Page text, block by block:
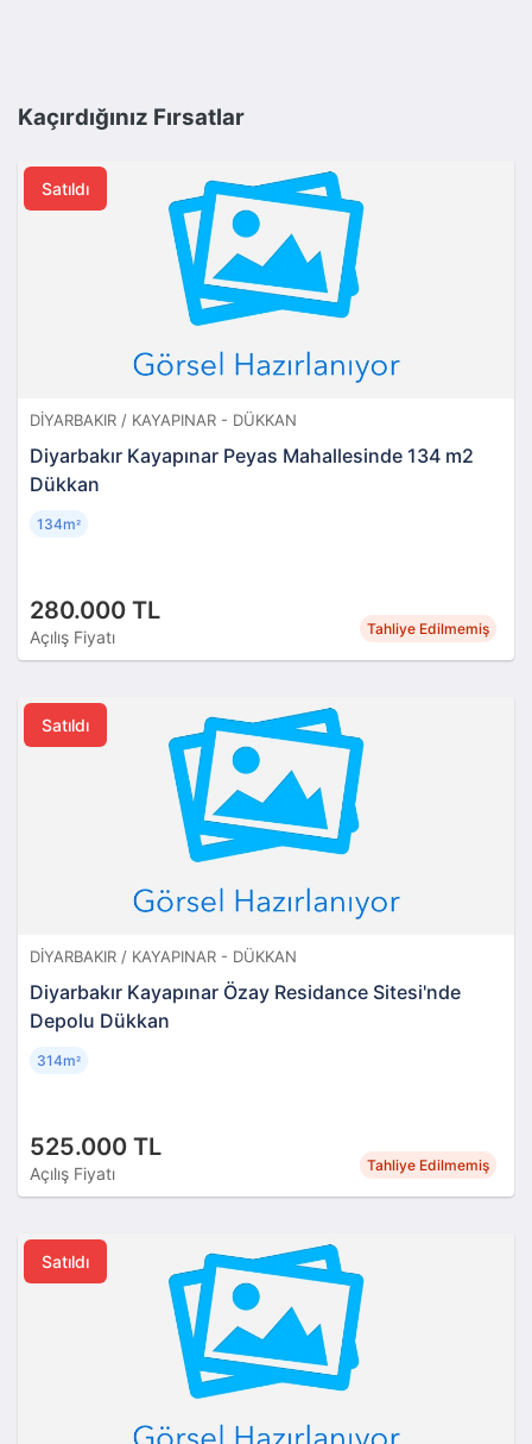
Kaçırdığınız Fırsatlar
Satıldı
DIYARBAKIR / KAYAPINAR - DÜKKAN
Diyarbakır Kayapınar Peyas Mahallesinde 134 m2
Dükkan
280.000 TL
Açılış Fiyatı Tahliye Edilmemiş
134m²
Satıldı
DIYARBAKIR / KAYAPINAR - DÜKKAN
Diyarbakır Kayapınar Özay Residance Sitesi'nde
Depolu Dükkan
525.000 TL
Açılış Fiyatı Tahliye Edilmemiş
314m²
Satıldı